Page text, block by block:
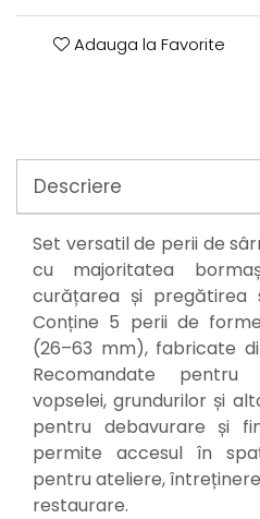
Perne
presiune
Prelate și Folii de Protecție
Prelungitoare
Rindele electrice
Accesorii rindele
Scule electrice
Accesorii pentru polizor
Accesorii scule electrice
Compresoare aer
Fierastrau sabie
Fierăstrău circular
Flexuri
Adauga la Favorite
Descriere
Set versatil de perii de
cu majoritatea
curățarea și pregătirea
Conține 5 perii de
(26–63 mm), fabricate
Recomandate pentru
vopselei, grundurilor și
pentru debavurare și
permite accesul în
pentru ateliere,
restaurare.